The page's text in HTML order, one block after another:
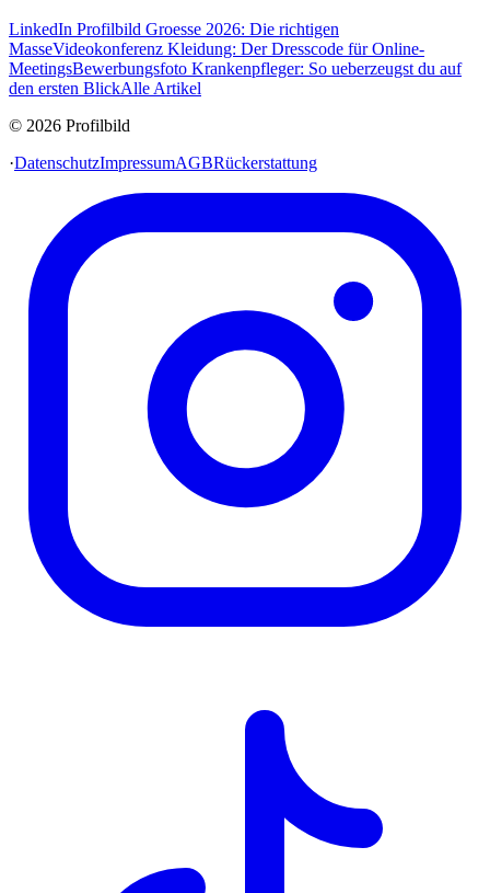
LinkedIn Profilbild Groesse 2026: Die richtigen
MasseVideokonferenz Kleidung: Der Dresscode für Online-
MeetingsBewerbungsfoto Krankenpfleger: So ueberzeugst du auf
den ersten BlickAlle Artikel
© 2026 Profilbild
·DatenschutzImpressumAGBRückerstattung